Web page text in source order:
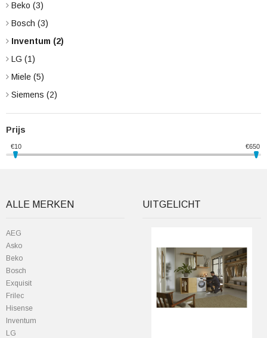
Beko (3)
Bosch (3)
Inventum (2)
LG (1)
Miele (5)
Siemens (2)
Prijs
€10 €650
ALLE MERKEN
AEG
Asko
Beko
Bosch
Exquisit
Frilec
Hisense
Inventum
LG
UITGELICHT